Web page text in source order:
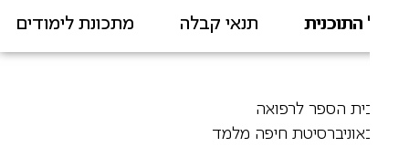
התוכנית תנאי קבלה מתכונת לימודים
הספר לרפואה
חיפה מלמד